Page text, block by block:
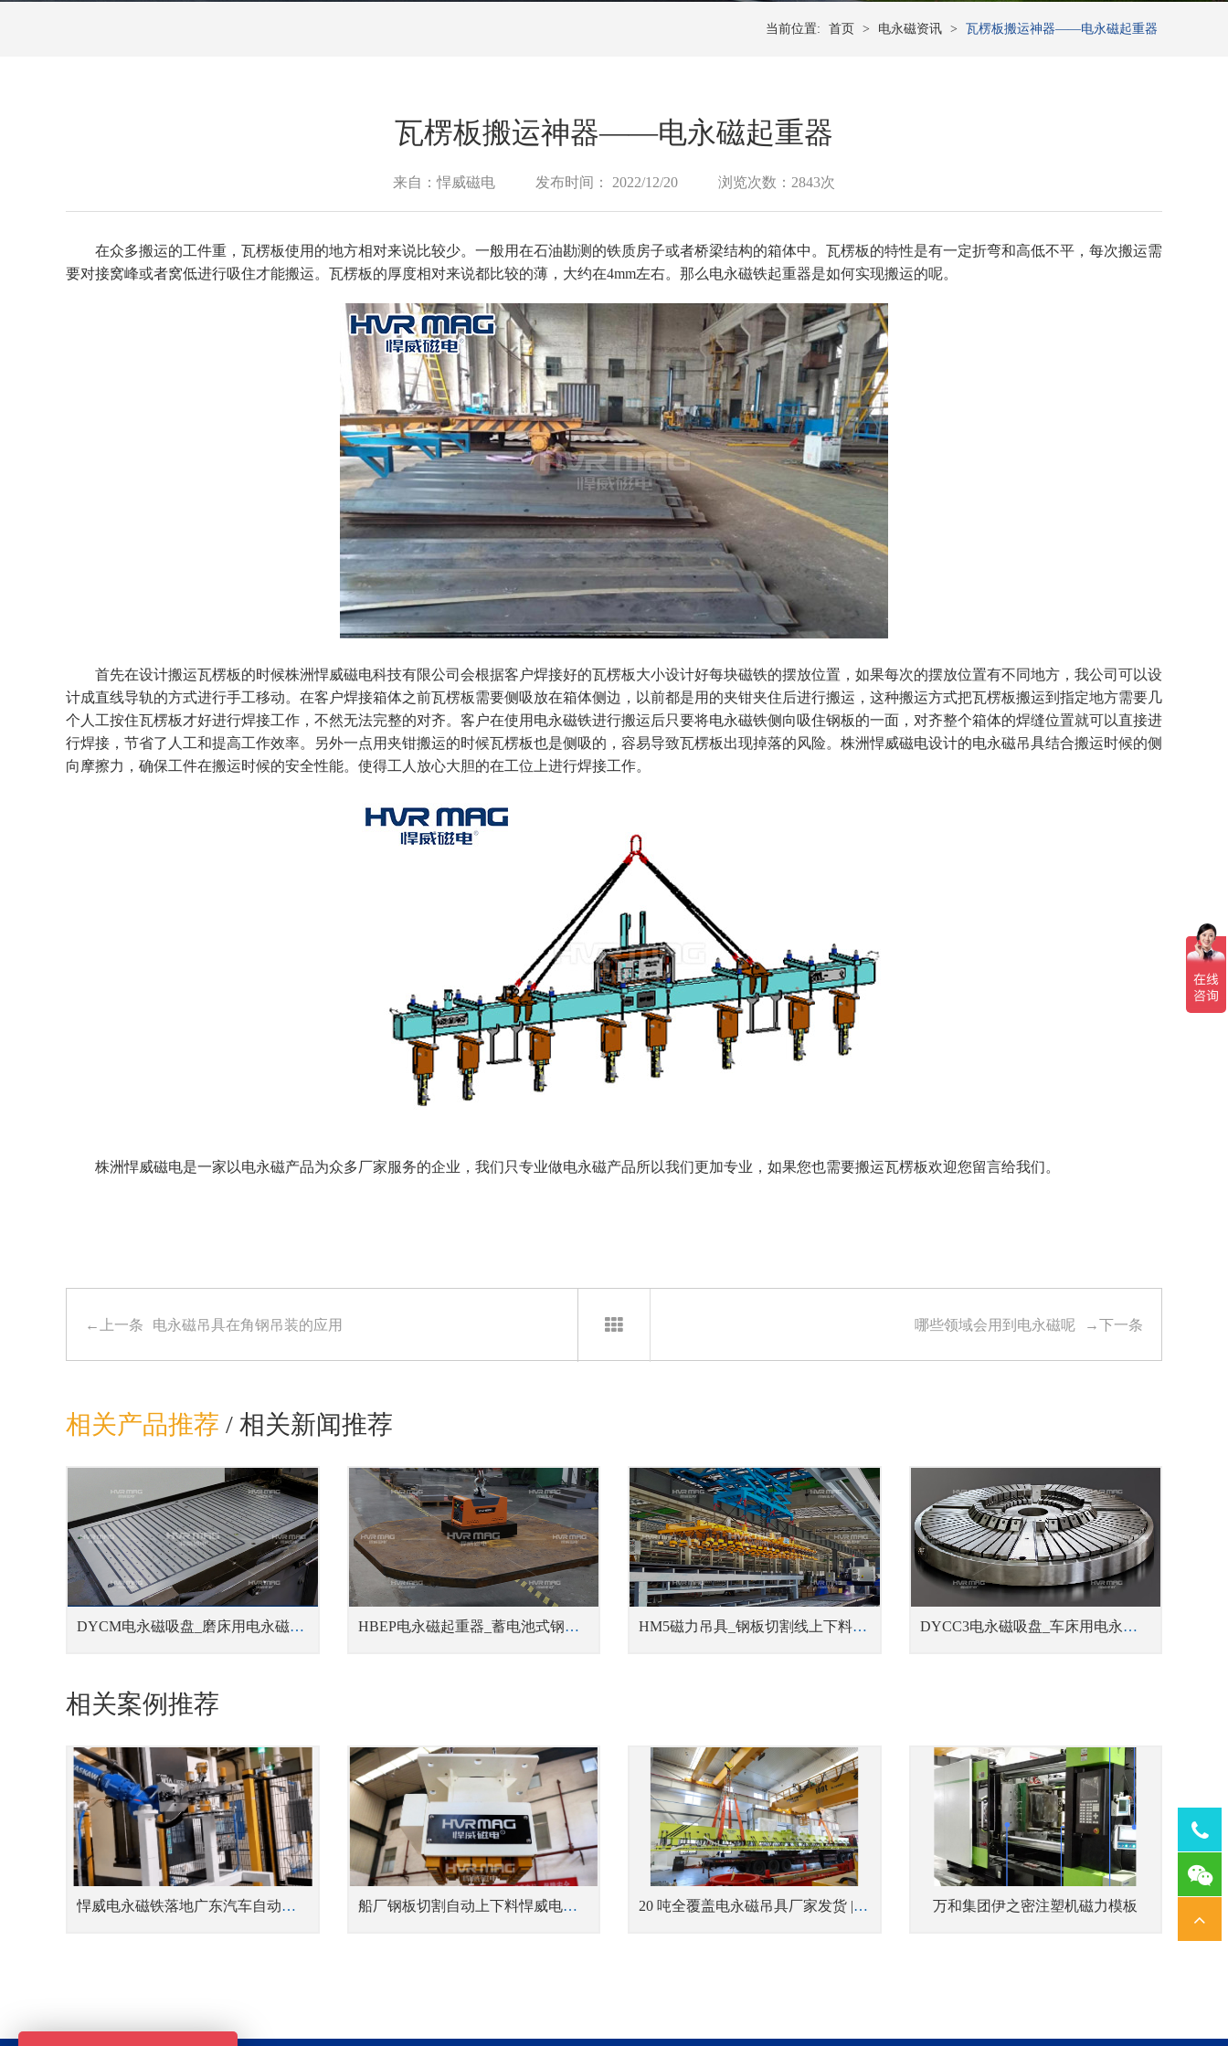
当前位置: 首页 > 电永磁资讯 > 瓦楞板搬运神器——电永磁起重器
瓦楞板搬运神器——电永磁起重器
来自：悍威磁电 发布时间： 2022/12/20 浏览次数：2843次
在众多搬运的工件重，瓦楞板使用的地方相对来说比较少。一般用在石油勘测的铁质房子或者桥梁结构的箱体中。瓦楞板的特性是有一定折弯和高低不平，每次搬运需
要对接窝峰或者窝低进行吸住才能搬运。瓦楞板的厚度相对来说都比较的薄，大约在4mm左右。那么电永磁铁起重器是如何实现搬运的呢。
首先在设计搬运瓦楞板的时候株洲悍威磁电科技有限公司会根据客户焊接好的瓦楞板大小设计好每块磁铁的摆放位置，如果每次的摆放位置有不同地方，我公司可以设
计成直线导轨的方式进行手工移动。在客户焊接箱体之前瓦楞板需要侧吸放在箱体侧边，以前都是用的夹钳夹住后进行搬运，这种搬运方式把瓦楞板搬运到指定地方需要几
个人工按住瓦楞板才好进行焊接工作，不然无法完整的对齐。客户在使用电永磁铁进行搬运后只要将电永磁铁侧向吸住钢板的一面，对齐整个箱体的焊缝位置就可以直接进
行焊接，节省了人工和提高工作效率。另外一点用夹钳搬运的时候瓦楞板也是侧吸的，容易导致瓦楞板出现掉落的风险。株洲悍威磁电设计的电永磁吊具结合搬运时候的侧
向摩擦力，确保工件在搬运时候的安全性能。使得工人放心大胆的在工位上进行焊接工作。
株洲悍威磁电是一家以电永磁产品为众多厂家服务的企业，我们只专业做电永磁产品所以我们更加专业，如果您也需要搬运瓦楞板欢迎您留言给我们。
←上一条 电永磁吊具在角钢吊装的应用 →下一条
哪些领域会用到电永磁呢
相关产品推荐 / 相关新闻推荐
DYCM电永磁吸盘_磨床用电永磁吸盘 HBEP电永磁起重器_蓄电池式钢板吊具 HM5磁力吊具_钢板切割线上下料吊具 DYCC3电永磁吸盘_车床用电永磁吸盘
相关案例推荐
悍威电永磁铁落地广东汽车自动化产线 助力铸铁刹车盘数控加工无人化升级 船厂钢板切割自动上下料悍威电永磁端拾器破解船舶制造效率与安全难题 20 吨全覆盖电永磁吊具厂家发货 | 悍威磁电解锁 船厂钢板切割自动上下料新模式 万和集团伊之密注塑机磁力模板
Tel：